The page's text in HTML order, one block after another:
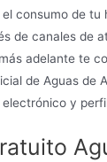
consumo de tu
de canales de
adelante te
de Aguas de
y